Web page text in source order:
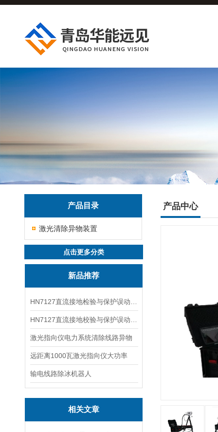
产品目录
激光清除异物装置
点击更多分类
新品推荐
激光指向仪电力系统清除线路异物
远距离1000瓦激光指向仪大功率
输电线路除冰机器人
相关文章
产品中心